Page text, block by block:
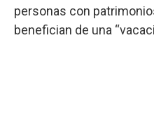
personas con
benefician de una